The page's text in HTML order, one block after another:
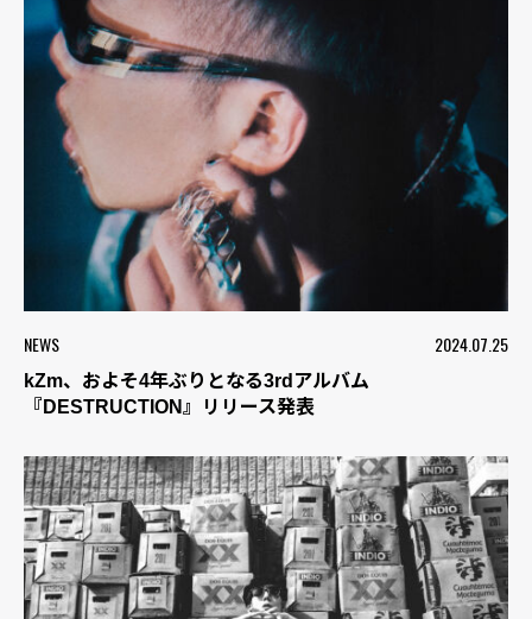
NEWS 2024.07.25
kZm、およそ4年ぶりとなる3rdアルバム
『DESTRUCTION』リリース発表